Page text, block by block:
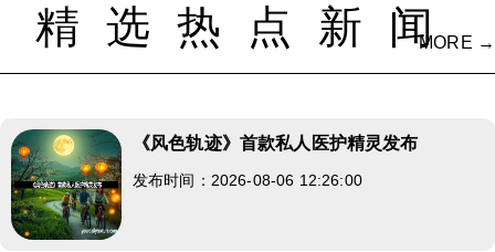
精选热点新闻
MORE →
《风色轨迹》首款私人医护精灵发布
发布时间：2026-08-06 12:26:00